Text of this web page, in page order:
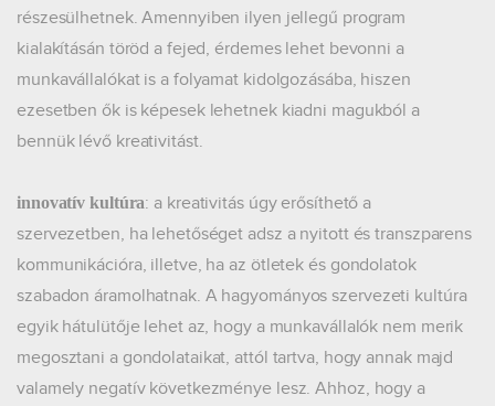
részesülhetnek. Amennyiben ilyen jellegű program
kialakításán töröd a fejed, érdemes lehet bevonni a
munkavállalókat is a folyamat kidolgozásába, hiszen
ezesetben ők is képesek lehetnek kiadni magukból a
bennük lévő kreativitást.
innovatív kultúra: a kreativitás úgy erősíthető a
szervezetben, ha lehetőséget adsz a nyitott és transzparens
kommunikációra, illetve, ha az ötletek és gondolatok
szabadon áramolhatnak. A hagyományos szervezeti kultúra
egyik hátulütője lehet az, hogy a munkavállalók nem merik
megosztani a gondolataikat, attól tartva, hogy annak majd
valamely negatív következménye lesz. Ahhoz, hogy a